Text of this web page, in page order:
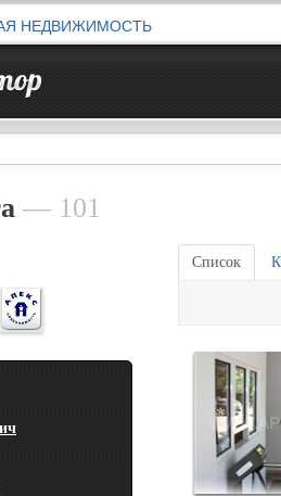
НЕДВИЖИМОСТЬ
— 101
Список